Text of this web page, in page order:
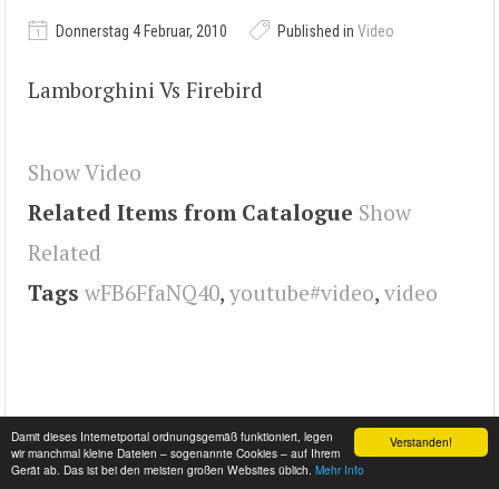
Verstanden!
Damit dieses Internetportal ordnungsgemäß funktioniert, legen
wir manchmal kleine Dateien – sogenannte Cookies – auf Ihrem
Gerät ab. Das ist bei den meisten großen Websites üblich. Mehr Info
Donnerstag 4 Februar, 2010 Published in Video
Lamborghini Vs Firebird
Show Video
Related Items from Catalogue Show
Related
Tags wFB6FfaNQ40, youtube#video, video